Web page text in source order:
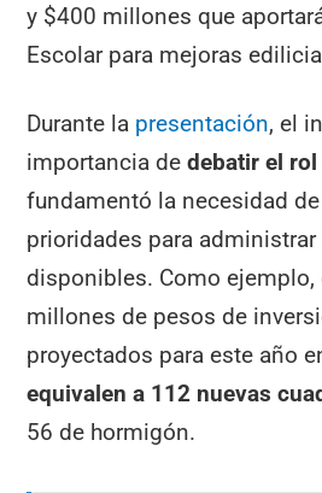
y $400 millones que
Escolar para mejoras
Durante la presentación, el
importancia dedebatir el rol
fundamentó la necesidad
prioridades para
disponibles. Como
millones de pesos de
proyectados para este año
equivalen a 112 nuevas
56 de hormigón.